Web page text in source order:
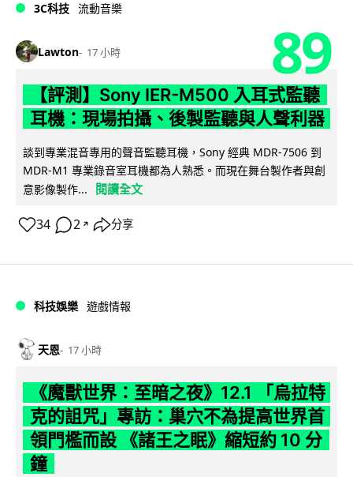
3C科技 流動音樂
Lawton 17 小時 89
【評測】Sony IER-M500 入耳式監聽
耳機：現場拍攝、後製監聽與人聲利器
談到專業混音專用的聲音監聽耳機，Sony 經典 MDR-7506 到
MDR-M1 專業錄音室耳機都為人熟悉。而現在舞台製作者與創
意影像製作...
閱讀全文
34 2 ↗ 分享
科技娛樂 遊戲情報
天恩 17 小時
《魔獸世界：至暗之夜》12.1 「烏拉特
克的詛咒」專訪：巢穴不為提高世界首
領門檻而設 《諸王之眠》縮短約 10 分
鐘